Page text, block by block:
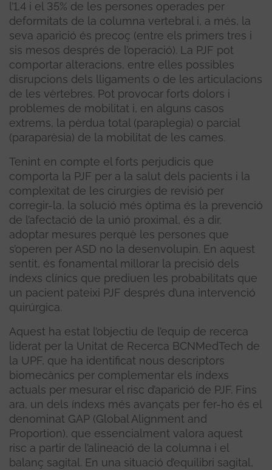
l’1,4 i el 35% de les persones operades per
deformitats de la columna vertebral i, a més, la
seva aparició és precoç (entre els primers tres i
sis mesos després de l’operació). La PJF pot
comportar alteracions, entre elles possibles
disrupcions dels lligaments o de les articulacions
de les vèrtebres. Pot provocar forts dolors i
problemes de mobilitat i, en alguns casos
extrems, la pèrdua total (paraplegia) o parcial
(paraparèsia) de la mobilitat de les cames.
Tenint en compte el forts perjudicis que
comporta la PJF per a la salut dels pacients i la
complexitat de les cirurgies de revisió per
corregir-la, la solució més òptima és la prevenció
de l’afectació de la unió proximal, és a dir,
adoptar mesures perquè les persones que
s’operen per ASD no la desenvolupin. En aquest
sentit, és fonamental millorar la precisió dels
índexs clínics que prediuen les probabilitats que
un pacient pateixi PJF després d’una intervenció
quirúrgica.
Aquest ha estat l’objectiu de l’equip de recerca
liderat per la Unitat de Recerca BCNMedTech de
la UPF, que ha identificat nous descriptors
biomecànics per complementar els índexs
actuals per mesurar el risc d’aparició de PJF. Fins
ara, un dels índexs més avançats per fer-ho és el
denominat GAP (Global Alignment and
Proportion), que essencialment valora aquest
risc a partir de l’alineació de la columna i el
balanç sagital. En una situació d’equilibri sagital,